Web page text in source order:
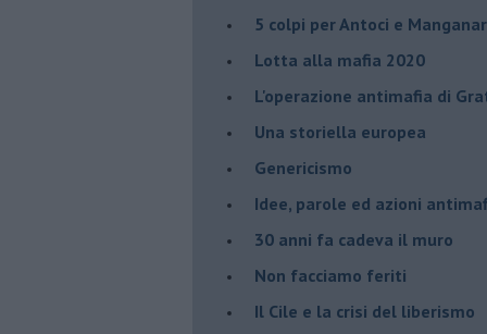
​5 colpi per Antoci e
Lotta alla mafia 2020
L'operazione antimafia di
Una storiella europea
Genericismo
Idee, parole ed azioni
30 anni fa cadeva il muro
Non facciamo feriti
Il Cile e la crisi del liberismo